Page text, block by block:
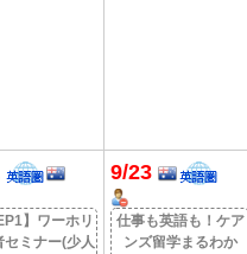
】ワーホリ
セミナー(少人
9/23
仕事も英語も！ケア
ンズ留学まるわか